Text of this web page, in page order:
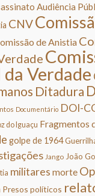
Audiência
CNV
de Anistia
Verdade
Ditadura
Documentário DOI-
do Iguaçu Fragmentos
golpe de 1964
Jango João
militares morte
Presos políticos